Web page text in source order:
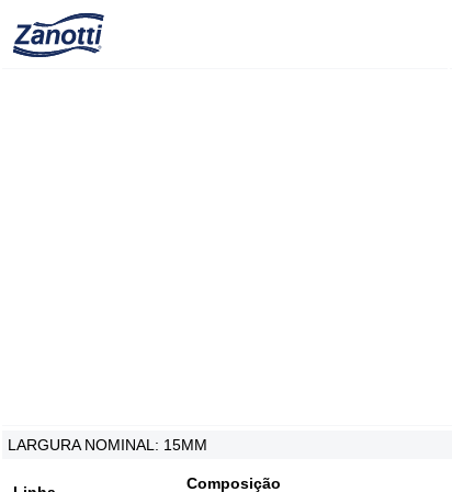
LARGURA NOMINAL: 15MM
Composição